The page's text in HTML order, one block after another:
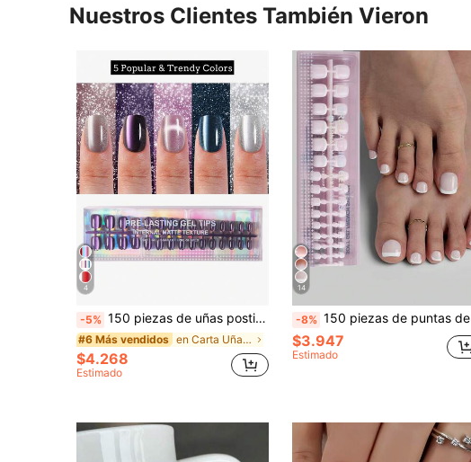
Nuestros Clientes También Vieron
4
-5% 150 piezas de uñas postizas cuadradas cortas de ojo de gato de acrílico, set de 5 diseños elegantes de ojo de gato, adecuado para mujeres y niñas, uso en salón de uñas para decoración de uñas
#6 Más vendidos en Carta Uñas postizas a presión
$4.268
Estimado
14
-8% 150 piezas de puntas de uñas postizas cuadradas cortas de color marrón/rosa, con 15 opciones de tamaño, uñas postizas francesas cortas mate, adecuadas para decorar las uñas de los pies de mujeres y niñas, suministros para uñas
$3.947
Estimado